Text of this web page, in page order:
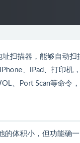
址扫描器，能够自动
、iPad、打印机
、Port Scan等命令
的体积小，但功能确